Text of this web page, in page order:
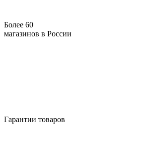
Более 60
магазинов в России
Гарантии товаров